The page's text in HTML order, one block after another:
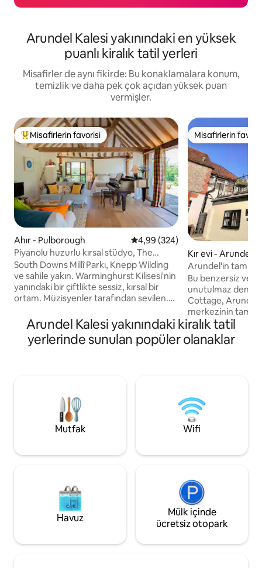
Arundel Kalesi yakınındaki en yüksek
puanlı kiralık tatil yerleri
Misafirler de aynı fikirde: Bu konaklamalara konum,
temizlik ve daha pek çok açıdan yüksek puan
vermişler.
Misafirlerin favorilerinden en beğenilenler arasında
Misafirlerin favorisi
Ahır - Pulborough 5 üzerinden ortalama 4,99
4,99 (324)
Piyanolu huzurlu kırsal stüdyo, The
Tractor Shed
South Downs Millî Parkı, Knepp Wilding
ve sahile yakın. Warminghurst Kilisesi'nin
yanındaki bir çiftlikte sessiz, kırsal bir
ortam. Müzisyenler tarafından sevilen.
donanımlı mutfak ile güzel, aydınlık,
havadar kendi kendine yemek
yiyebileceğiniz bir ahır. Şehirden
için otopark. Güzel yürüyüşler ve güzel
kırsal alanla çevrili.
Misafirlerin
Misafirlerin
Kır evi - Arundel
Arundel'in tam
kır evi.
Bu benzersiz ve
unutulmaz deneyimler
Cottage,
merkezinin tam
altında yer alan
odalı bir karakter
ana yatak
misafirler için
üst kattadır ve
açık planlıdır.
Arundel Kalesi yakınındaki kiralık tatil
yerlerinde sunulan popüler olanaklar
Mutfak Wifi
Havuz
Mülk içinde
ücretsiz otopark